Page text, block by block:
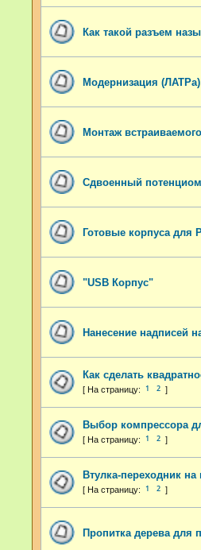
Как такой разъем
Модернизация
Монтаж
Сдвоенный
Готовые корпуса для
"USB Корпус"
Нанесение надписей
Как сделать
1 2
Выбор компрессора
1 2
Втулка-переходник
1 2
Пропитка дерева для